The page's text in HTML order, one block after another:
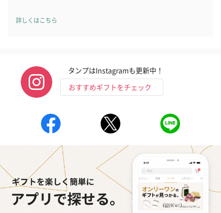
アールグレイ（HAPPY
BIRTHDAY TO YOU）
アールグレイティー
スイーツ
スイーツを同梱してお届けいたします。ギフトへの＋αにおすすめ
です。
詳しくはこちら
タンプはInstagramも更新中！
おすすめギフトをチェック